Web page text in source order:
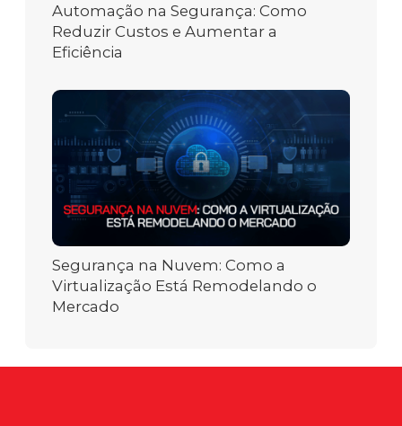
Automação na Segurança: Como
Reduzir Custos e Aumentar a
Eficiência
Segurança na Nuvem: Como a
Virtualização Está Remodelando o
Mercado